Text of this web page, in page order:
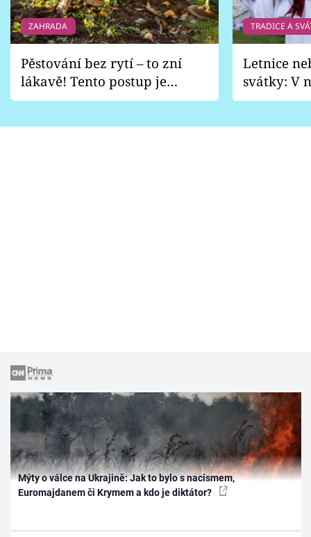
ZAHRADA
Pěstování bez rytí – to zní
lákavě! Tento postup je
vhodný jen pro některé
TRADICE A
Letnice
svátky: V
pondělí
Mýty o válce na Ukrajině: Jak to bylo s nacismem,
Euromajdanem či Krymem a kdo je diktátor?